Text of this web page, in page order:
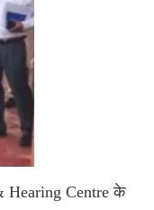
Hearing Centre के